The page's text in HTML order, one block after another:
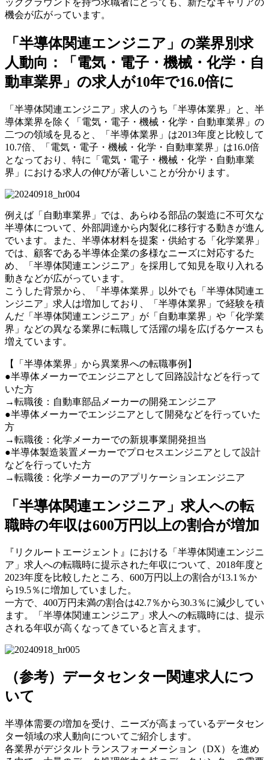
機会が広がっています。
「半導体関連エンジニア」の業界別求
人動向：「電気・電子・機械・化学・自
動車業界」の求人が10年で16.0倍に
「半導体関連エンジニア」求人のうち「半導体業界」と、半
導体業界を除く「電気・電子・機械・化学・自動車業界」の
二つの領域を見ると、「半導体業界」は2013年度と比較して
10.7倍、「電気・電子・機械・化学・自動車業界」は16.0倍
となっており、特に「電気・電子・機械・化学・自動車業
界」における求人の伸びが著しいことが分かります。
例えば「自動車業界」では、あらゆる部品の製造に不可欠な
半導体について、外部調達から内製化に移行する動きが進ん
でいます。また、半導体材料を提案・供給する「化学業界」
では、顧客である半導体企業の多様なニーズに対応するた
め、「半導体関連エンジニア」を採用して知見を取り入れる
動きなどが広がっています。
こうした背景から、「半導体業界」以外でも「半導体関連エ
ンジニア」求人は増加しており、「半導体業界」で経験を積
んだ「半導体関連エンジニア」が「自動車業界」や「化学業
界」などの異なる業界に転職して活躍の場を広げるケースも
増えています。
【「半導体業界」から異業界への転職事例】
●半導体メーカーでエンジニアとして回路設計などを行って
いた方
→転職後：自動車部品メーカーの開発エンジニア
●半導体メーカーでエンジニアとして開発などを行っていた
方
→転職後：化学メーカーでの新規事業開発担当
●半導体製造装置メーカーでプロセスエンジニアとして設計
などを行っていた方
→転職後：化学メーカーのアプリケーションエンジニア
「半導体関連エンジニア」求人への転
職時の年収は600万円以上の割合が増加
『リクルートエージェント』における「半導体関連エンジニ
ア」求人への転職時に提示された年収について、2018年度と
2023年度を比較したところ、600万円以上の割合が13.1％か
ら19.5％に増加していました。
一方で、400万円未満の割合は42.7％から30.3％に減少してい
ます。「半導体関連エンジニア」求人への転職時には、提示
される年収が高くなってきていると言えます。
（参考）データセンター関連求人につ
いて
半導体需要の増加を受け、ニーズが高まっているデータセン
ター領域の求人動向についてご紹介します。
各業界がデジタルトランスフォーメーション（DX）を進め